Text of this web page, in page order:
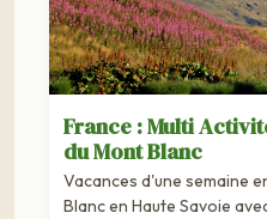
France : Multi
du Mont Blanc
Vacances d'une semaine
Blanc en Haute Savoie